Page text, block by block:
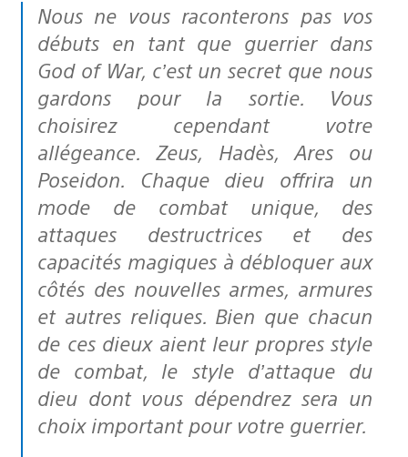
Nous ne vous raconterons pas vos
débuts en tant que guerrier dans
God of War, c’est un secret que nous
gardons pour la sortie. Vous
choisirez cependant votre
allégeance. Zeus, Hadès, Ares ou
Poseidon. Chaque dieu offrira un
mode de combat unique, des
attaques destructrices et des
capacités magiques à débloquer aux
côtés des nouvelles armes, armures
et autres reliques. Bien que chacun
de ces dieux aient leur propres style
de combat, le style d’attaque du
dieu dont vous dépendrez sera un
choix important pour votre guerrier.